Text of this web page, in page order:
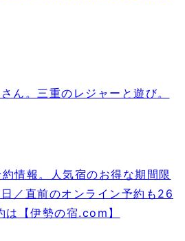
ん。三重のレジャーと遊び。
情報。人気宿のお得な期間限
／直前のオンライン予約も26
は【伊勢の宿.com】